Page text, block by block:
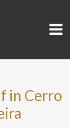
in Cerro